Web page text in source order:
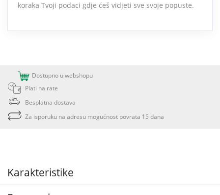
koraka Tvoji podaci gdje ćeš vidjeti sve svoje popuste.
Dostupno u webshopu
Plati na rate
Besplatna dostava
Za isporuku na adresu mogućnost povrata 15 dana
Karakteristike